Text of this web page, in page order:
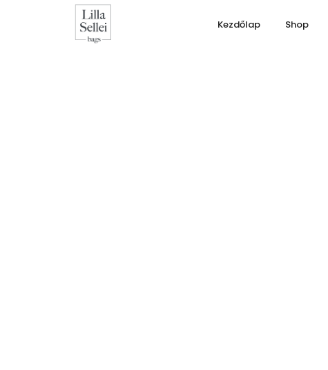
Kezdőlap Shop